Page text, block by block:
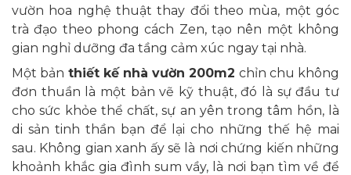
vườn hoa nghệ thuật thay đổi theo mùa, một góc
trà đạo theo phong cách Zen, tạo nên một không
gian nghỉ dưỡng đa tầng cảm xúc ngay tại nhà.
Một bản thiết kế nhà vườn 200m2 chỉn chu không
đơn thuần là một bản vẽ kỹ thuật, đó là sự đầu tư
cho sức khỏe thể chất, sự an yên trong tâm hồn, là
di sản tinh thần bạn để lại cho những thế hệ mai
sau. Không gian xanh ấy sẽ là nơi chứng kiến những
khoảnh khắc gia đình sum vầy, là nơi bạn tìm về để